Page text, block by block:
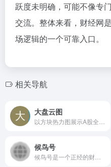
跃度未明确，可能不像专
交流。整体来看，财经网
场逻辑的一个可靠入口。
相关导航
大盘云图
候鸟号